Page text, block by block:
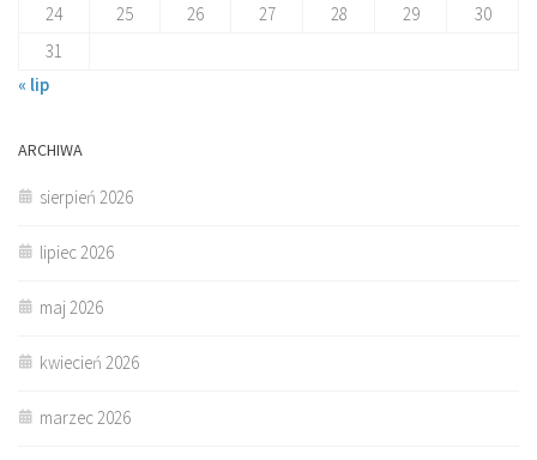
24
25 26 27 28 29
30
31
« lip
ARCHIWA
sierpień 2026
lipiec 2026
maj 2026
kwiecień 2026
marzec 2026